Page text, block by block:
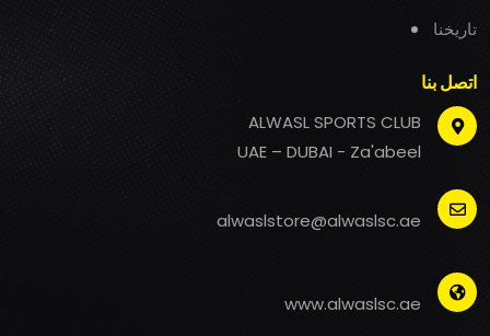
تاريخنا
اتصل بنا
ALWASL SPORTS CLUB
UAE – DUBAI - Za'abeel
alwaslstore@alwaslsc.ae
www.alwaslsc.ae